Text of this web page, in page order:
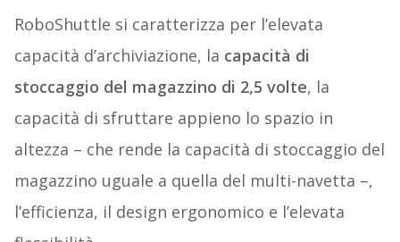
RoboShuttle si caratterizza per l’elevata
capacità d’archiviazione, la capacità di
stoccaggio del magazzino di 2,5 volte, la
capacità di sfruttare appieno lo spazio in
altezza – che rende la capacità di stoccaggio del
magazzino uguale a quella del multi-navetta –,
l’efficienza, il design ergonomico e l’elevata